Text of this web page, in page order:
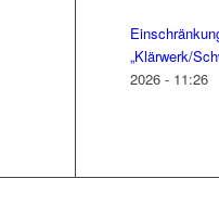
„Klärwerk/
2026 - 11:26